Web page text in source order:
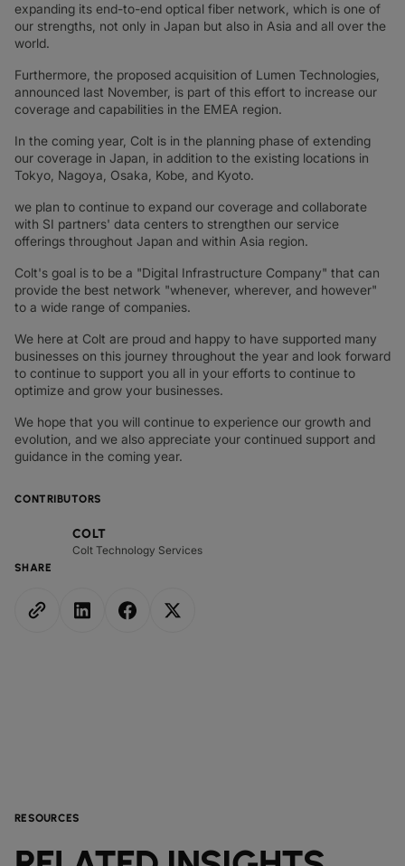
CONTRIBUTORS
COLT
Colt Technology Services
SHARE
expanding its end-to-end optical fiber network, which is one of
our strengths, not only in Japan but also in Asia and all over the
world.
Furthermore, the proposed acquisition of Lumen Technologies,
announced last November, is part of this effort to increase our
coverage and capabilities in the EMEA region.
In the coming year, Colt is in the planning phase of extending
our coverage in Japan, in addition to the existing locations in
Tokyo, Nagoya, Osaka, Kobe, and Kyoto.
we plan to continue to expand our coverage and collaborate
with SI partners' data centers to strengthen our service
offerings throughout Japan and within Asia region.
Colt's goal is to be a "Digital Infrastructure Company" that can
provide the best network "whenever, wherever, and however"
to a wide range of companies.
We here at Colt are proud and happy to have supported many
businesses on this journey throughout the year and look forward
to continue to support you all in your efforts to continue to
optimize and grow your businesses.
We hope that you will continue to experience our growth and
evolution, and we also appreciate your continued support and
guidance in the coming year.
RESOURCES